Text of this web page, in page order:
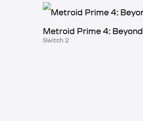
Metroid Prime 4: Beyond
Switch 2